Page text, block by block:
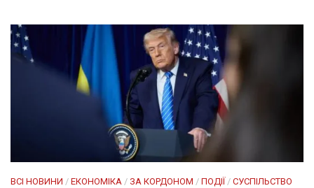
ВСІ НОВИНИ / ЕКОНОМІКА / ЗА КОРДОНОМ / ПОДІЇ / СУСПІЛЬСТВО